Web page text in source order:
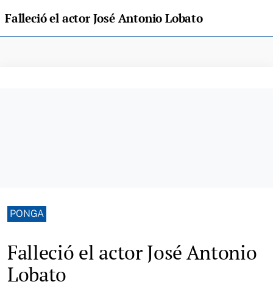
Falleció el actor José Antonio Lobato
PONGA
Falleció el actor José Antonio
Lobato